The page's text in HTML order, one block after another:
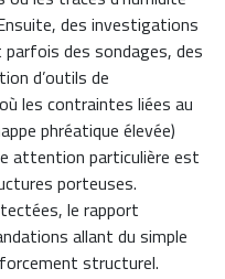
des investigations
des sondages, des
d’outils de
les contraintes liées au
phréatique élevée)
attention particulière est
porteuses.
le rapport
allant du simple
structurel.